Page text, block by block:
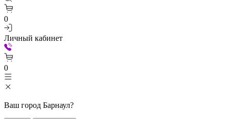
0
Личный кабинет
0
Ваш город Барнаул?